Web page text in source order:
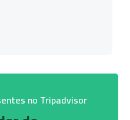
no Tripadvisor